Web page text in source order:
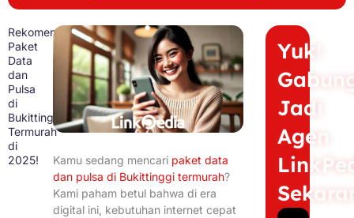
Rekomendasi
Paket
Data
dan
Pulsa
di
Bukittinggi
Termurah
di
2025!
Kamu sedang mencari paket data
dan pulsa di Bukittinggi termurah?
Kami paham betul bahwa di era
digital ini, kebutuhan internet cepat
Yuk!
Jadi
Agen